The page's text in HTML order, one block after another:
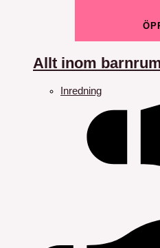
Allt inom
Inredning